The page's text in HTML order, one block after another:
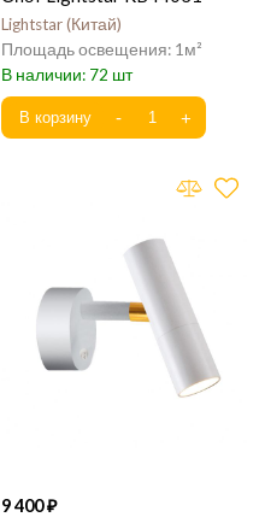
Lightstar Китай
1
72
9 400